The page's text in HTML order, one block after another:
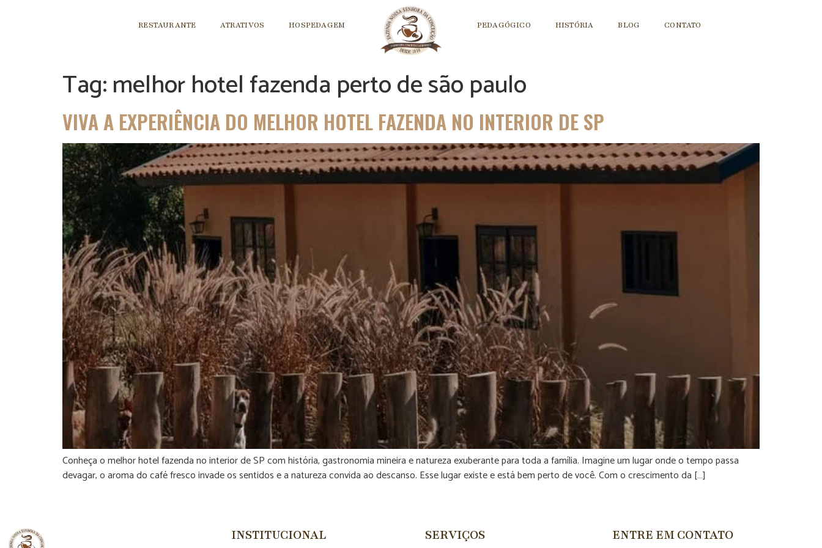
RESTAURANTE ATRATIVOS HOSPEDAGEM PEDAGÓGICO HISTÓRIA BLOG CONTATO
Tag:melhor hotel fazenda perto de são paulo
VIVA A EXPERIÊNCIA DO MELHOR HOTEL FAZENDA NO INTERIOR DE SP
Conheça o melhor hotel fazenda no interior de SP com história, gastronomia mineira e natureza exuberante para toda a família. Imagine um lugar onde o tempo passa
devagar, o aroma do café fresco invade os sentidos e a natureza convida ao descanso. Esse lugar existe e está bem perto de você. Com o crescimento da […]
INSTITUCIONAL SERVIÇOS ENTRE EM CONTATO